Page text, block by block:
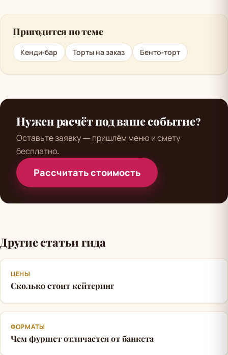
Пригодится по теме
Кенди-бар Торты на заказ Бенто-торт
Нужен расчёт под ваше событие?
Оставьте заявку — пришлём меню и смету
бесплатно.
Рассчитать стоимость
Другие статьи гида
ЦЕНЫ
Сколько стоит кейтеринг
ФОРМАТЫ
Чем фуршет отличается от банкета